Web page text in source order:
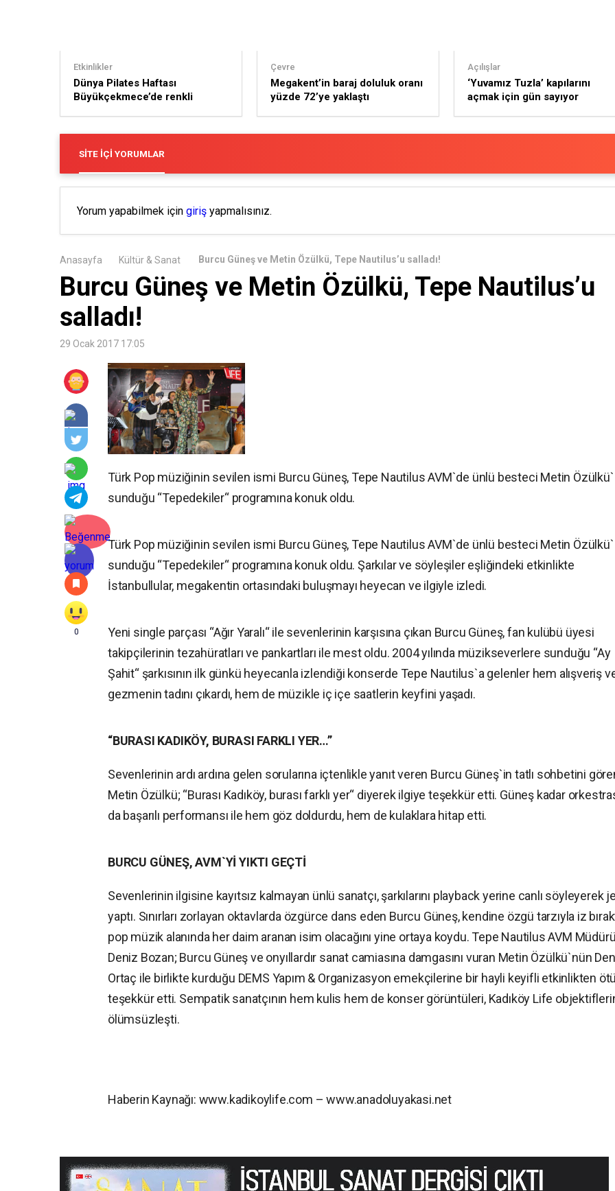
Etkinlikler
Dünya Pilates Haftası
Büyükçekmece’de renkli
Çevre
Megakent’in baraj doluluk oranı
yüzde 72’ye yaklaştı
Açılışlar
‘Yuvamız Tuzla’ kapılarını
açmak için gün sayıyor
SITE İÇI YORUMLAR
Yorum yapabilmek için giriş yapmalısınız.
Anasayfa Kültür & Sanat Burcu Güneş ve Metin Özülkü, Tepe Nautilus’u salladı!
Burcu Güneş ve Metin Özülkü, Tepe Nautilus’u
salladı!
29 Ocak 2017 17:05
0
Türk Pop müziğinin sevilen ismi Burcu Güneş, Tepe Nautilus AVM`de ünlü besteci Metin
sunduğu “Tepedekiler“ programına konuk oldu.
Türk Pop müziğinin sevilen ismi Burcu Güneş, Tepe Nautilus AVM`de ünlü besteci Metin
sunduğu “Tepedekiler“ programına konuk oldu. Şarkılar ve söyleşiler eşliğindeki etkinlikte
İstanbullular, megakentin ortasındaki buluşmayı heyecan ve ilgiyle izledi.
Yeni single parçası “Ağır Yaralı“ ile sevenlerinin karşısına çıkan Burcu Güneş, fan kulübü üyesi
takipçilerinin tezahüratları ve pankartları ile mest oldu. 2004 yılında müzikseverlere sunduğu “Ay
Şahit“ şarkısının ilk günkü heyecanla izlendiği konserde Tepe Nautilus`a gelenler hem alışveriş
gezmenin tadını çıkardı, hem de müzikle iç içe saatlerin keyfini yaşadı.
“BURASI KADIKÖY, BURASI FARKLI YER…”
Sevenlerinin ardı ardına gelen sorularına içtenlikle yanıt veren Burcu Güneş`in tatlı sohbetini
Metin Özülkü; “Burası Kadıköy, burası farklı yer“ diyerek ilgiye teşekkür etti. Güneş kadar
da başarılı performansı ile hem göz doldurdu, hem de kulaklara hitap etti.
BURCU GÜNEŞ, AVM`Yİ YIKTI GEÇTİ
Sevenlerinin ilgisine kayıtsız kalmayan ünlü sanatçı, şarkılarını playback yerine canlı söyleyerek
yaptı. Sınırları zorlayan oktavlarda özgürce dans eden Burcu Güneş, kendine özgü tarzıyla iz
pop müzik alanında her daim aranan isim olacağını yine ortaya koydu. Tepe Nautilus AVM
Deniz Bozan; Burcu Güneş ve onyıllardır sanat camiasına damgasını vuran Metin Özülkü`nün
Ortaç ile birlikte kurduğu DEMS Yapım & Organizasyon emekçilerine bir hayli keyifli etkinlikten
teşekkür etti. Sempatik sanatçının hem kulis hem de konser görüntüleri, Kadıköy Life
ölümsüzleşti.
Haberin Kaynağı: www.kadikoylife.com – www.anadoluyakasi.net